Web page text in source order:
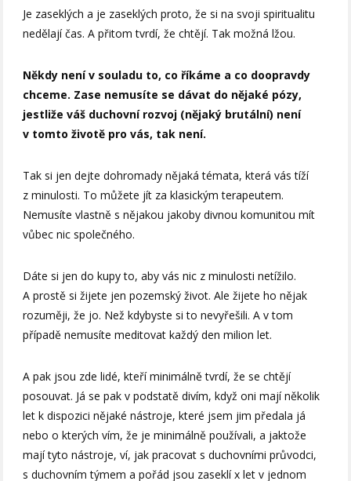
Je zaseklých a je zaseklých proto, že si na svoji spiritualitu
nedělají čas. A přitom tvrdí, že chtějí. Tak možná lžou.
Někdy není v souladu to, co říkáme a co doopravdy
chceme. Zase nemusíte se dávat do nějaké pózy,
jestliže váš duchovní rozvoj (nějaký brutální) není
v tomto životě pro vás, tak není.
Tak si jen dejte dohromady nějaká témata, která vás tíží
z minulosti. To můžete jít za klasickým terapeutem.
Nemusíte vlastně s nějakou jakoby divnou komunitou mít
vůbec nic společného.
Dáte si jen do kupy to, aby vás nic z minulosti netížilo.
A prostě si žijete jen pozemský život. Ale žijete ho nějak
rozuměji, že jo. Než kdybyste si to nevyřešili. A v tom
případě nemusíte meditovat každý den milion let.
A pak jsou zde lidé, kteří minimálně tvrdí, že se chtějí
posouvat. Já se pak v podstatě divím, když oni mají několik
let k dispozici nějaké nástroje, které jsem jim předala já
nebo o kterých vím, že je minimálně používali, a jaktože
mají tyto nástroje, ví, jak pracovat s duchovními průvodci,
s duchovním týmem a pořád jsou zaseklí x let v jednom